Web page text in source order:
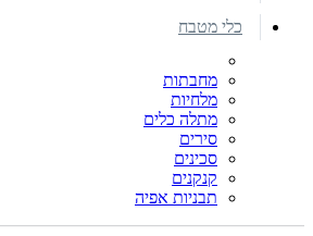
כלי מטבח
מחבתות
מלחיות
מתלה כלים
סירים
סכינים
קנקנים
תבניות אפיה